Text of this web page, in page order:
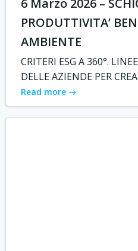
6 Marzo 2026 –
PRODUTTIVITA’
AMBIENTE
CRITERI ESG A 360°.
DELLE AZIENDE PER
Read more